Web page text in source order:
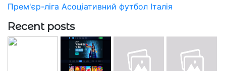
Прем'єр-ліга Асоціативний футбол Італія
Recent posts